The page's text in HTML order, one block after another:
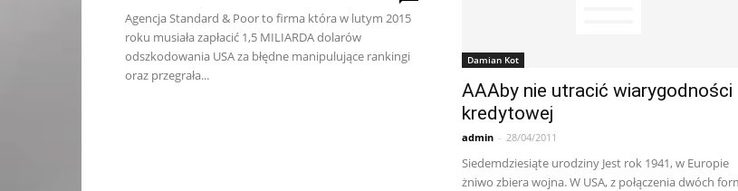
Agencja Standard & Poor to firma która w lutym 2015
roku musiała zapłacić 1,5 MILIARDA dolarów
odszkodowania USA za błędne manipulujące rankingi
oraz przegrała...
Damian Kot
AAAby nie utracić wiarygodności
kredytowej
admin - 28/04/2011
Siedemdziesiąte urodziny Jest rok 1941, w Europie
żniwo zbiera wojna. W USA, z połączenia dwóch